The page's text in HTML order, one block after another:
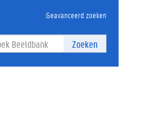
Geavanceerd zoeken
Zoeken